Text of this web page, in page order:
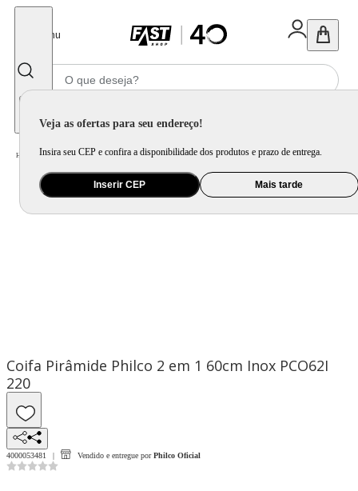
Menu
Veja as ofertas para seu endereço!
Insira seu CEP e confira a disponibilidade dos produtos e prazo de entrega.
Inserir CEP Mais tarde
Home Eletrodomésticos / Coifa e Depurador / Coifa Pirâmide Philco 2 em 1 60cm Inox PCO62I
Coifa Pirâmide Philco 2 em 1 60cm Inox PCO62I
220
4000053481 Vendido e entregue por Philco Oficial